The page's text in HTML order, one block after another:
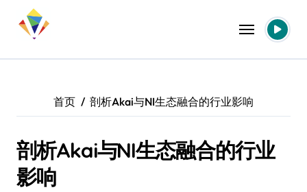
首页 剖析Akai与NI生态融合的行业影响
剖析Akai与NI生态融合的行业
影响